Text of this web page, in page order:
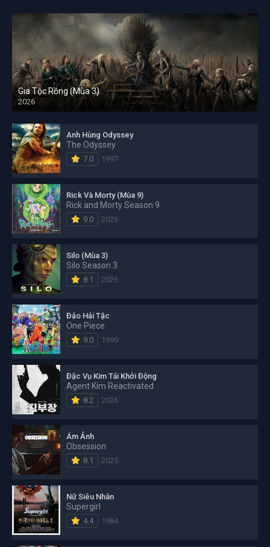
Gia Tộc Rồng (Mùa 3)
2026
Anh Hùng Odyssey
The Odyssey
7.0 1997
Rick Và Morty (Mùa 9)
Rick and Morty Season 9
9.0 2026
Silo (Mùa 3)
Silo Season 3
8.1 2026
Đảo Hải Tặc
One Piece
9.0 1999
Đặc Vụ Kim Tái Khởi Động
Agent Kim Reactivated
8.2 2026
Ám Ảnh
Obsession
8.1 2025
Nữ Siêu Nhân
Supergirl
4.4 1984